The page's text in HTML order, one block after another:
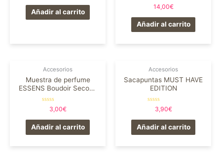
0
de
5
Añadir al carrito
Valorado
0
de
5
14,00€
Añadir al carrito
Accesorios
Muestra de perfume
ESSENS Boudoir Second
Skin 2 ml
Valorado
0
de
5
3,00€
Añadir al carrito
Accesorios
Sacapuntas MUST HAVE
EDITION
Valorado
0
de
5
3,90€
Añadir al carrito